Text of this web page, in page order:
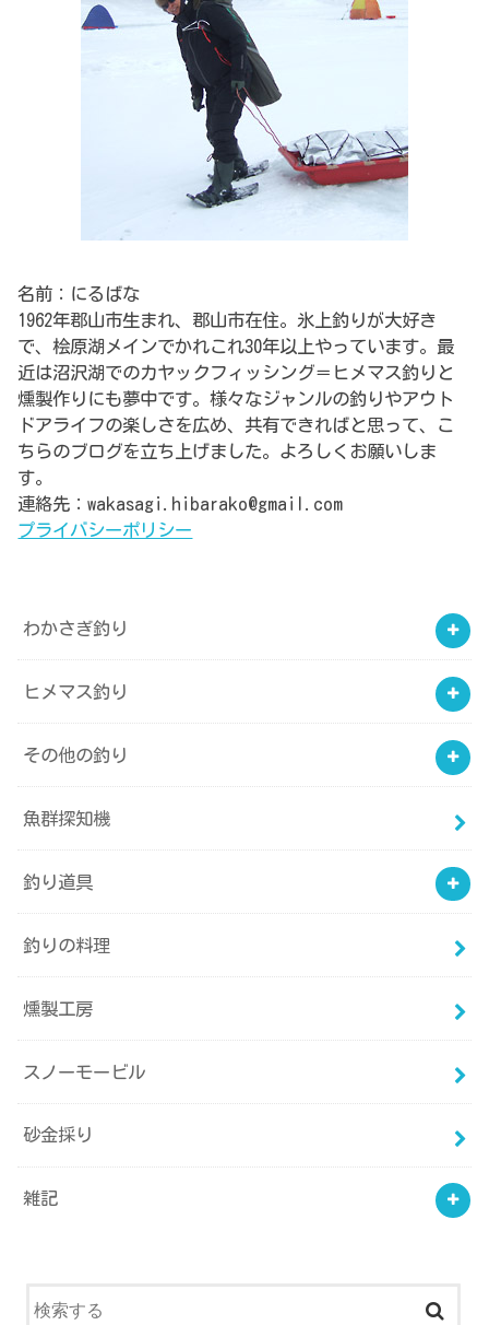
名前：にるばな
1962年郡山市生まれ、郡山市在住。氷上釣りが大好き
で、桧原湖メインでかれこれ30年以上やっています。最
近は沼沢湖でのカヤックフィッシング＝ヒメマス釣りと
燻製作りにも夢中です。様々なジャンルの釣りやアウト
ドアライフの楽しさを広め、共有できればと思って、こ
ちらのブログを立ち上げました。よろしくお願いしま
す。
連絡先：wakasagi.hibarako@gmail.com
プライバシーポリシー
わかさぎ釣り
ヒメマス釣り
その他の釣り
魚群探知機
釣り道具
釣りの料理
燻製工房
スノーモービル
砂金採り
雑記